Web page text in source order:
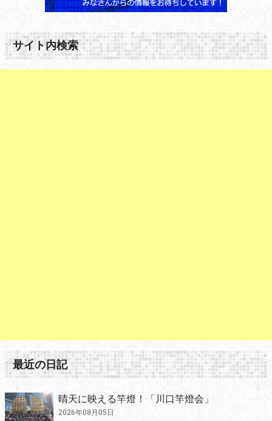
サイト内検索
最近の日記
晴天に映える竿燈！「川口竿燈会」
2026年08月05日